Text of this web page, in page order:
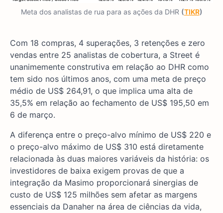
Meta dos analistas de rua para as ações da DHR (TIKR)
Com 18 compras, 4 superações, 3 retenções e zero
vendas entre 25 analistas de cobertura, a Street é
unanimemente construtiva em relação ao DHR como
tem sido nos últimos anos, com uma meta de preço
médio de US$ 264,91, o que implica uma alta de
35,5% em relação ao fechamento de US$ 195,50 em
6 de março.
A diferença entre o preço-alvo mínimo de US$ 220 e
o preço-alvo máximo de US$ 310 está diretamente
relacionada às duas maiores variáveis da história: os
investidores de baixa exigem provas de que a
integração da Masimo proporcionará sinergias de
custo de US$ 125 milhões sem afetar as margens
essenciais da Danaher na área de ciências da vida,